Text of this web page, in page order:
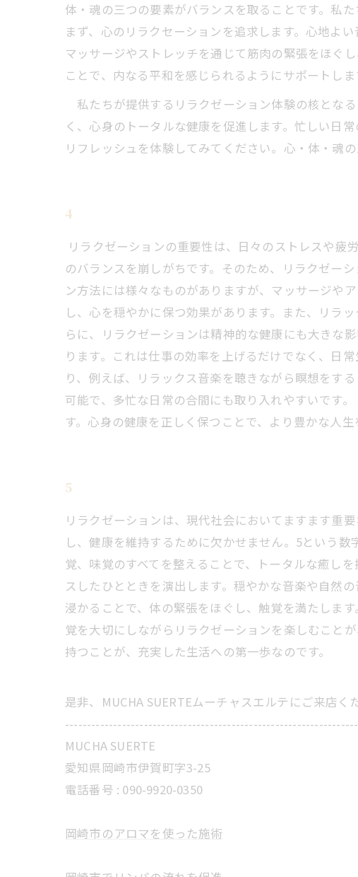
体・魂の三つの要素がバランスを取ることです。私
まず、心のリラクセーションを追求します。心地よ
マッサージやストレッチを通じて筋肉の緊張をほぐ
ことで、内なる平和を感じられるようにサポートしま
私たちが提供するリラクゼーション体験の核とな
く、心身のトータルな健康を促進します。忙しい日
リフレッシュを体験してみてください。心・体・魂
4
リラクゼーションの重要性は、日々のストレスや疲
のバランスを崩しがちです。そのため、リラクゼー
ン方法には様々なものがありますが、マッサージや
し、心を穏やかに保つ効果があります。また、リラ
らに、リラクゼーションは精神的な健康にも大きな
ります。これは仕事の効率を上げるだけでなく、日
り、例えば、リラックス音楽を聴きながら瞑想をす
可能で、多忙な日常の合間にも取り入れやすいです
す。心身の健康を正しく保つことで、より豊かな人生
5
リラクゼーションは、現代社会においてますます重
し、健康を維持するために欠かせません。5という
覚、味覚のすべてを整えることで、トータルな癒し
スしたひとときを演出します。穏やかな音楽や自然
浸かることで、体の緊張をほぐし、触覚を満たしま
覚を大切にしながらリラクゼーションを楽しむこと
持つことが、充実した生活への第一歩なのです。
是非、MUCHA SUERTEムーチャスエルテにご来店
MUCHA SUERTE
愛知県岡崎市伊賀町字3-25
電話番号 : 090-9920-0350
岡崎市のアロマを使った施術